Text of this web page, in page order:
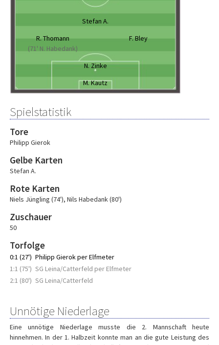
Stefan A.
R. Thomann
(71' N. Habedank)
F. Bley
N. Zinke
M. Kautz
Spielstatistik
Tore
Philipp Gierok
Gelbe Karten
Stefan A.
Rote Karten
Niels Jüngling (74'), Nils Habedank (80')
Zuschauer
50
Torfolge
0:1 (27') Philipp Gierok per Elfmeter
1:1 (75') SG Leina/Catterfeld per Elfmeter
2:1 (80') SG Leina/Catterfeld
Unnötige Niederlage
Eine unnötige Niederlage musste die 2. Mannschaft heute
hinnehmen. In der 1. Halbzeit konnte man an die gute Leistung des